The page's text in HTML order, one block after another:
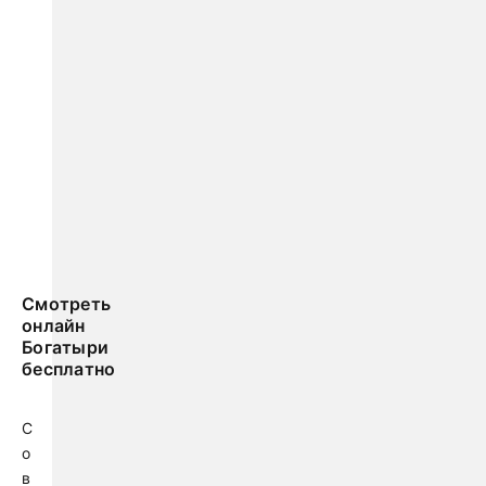
Смотреть
онлайн
Богатыри
бесплатно
С
о
в